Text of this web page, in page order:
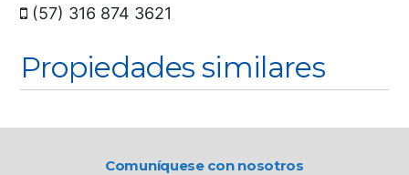
(57) 316 874 3621
Propiedades similares
Comuníquese con nosotros